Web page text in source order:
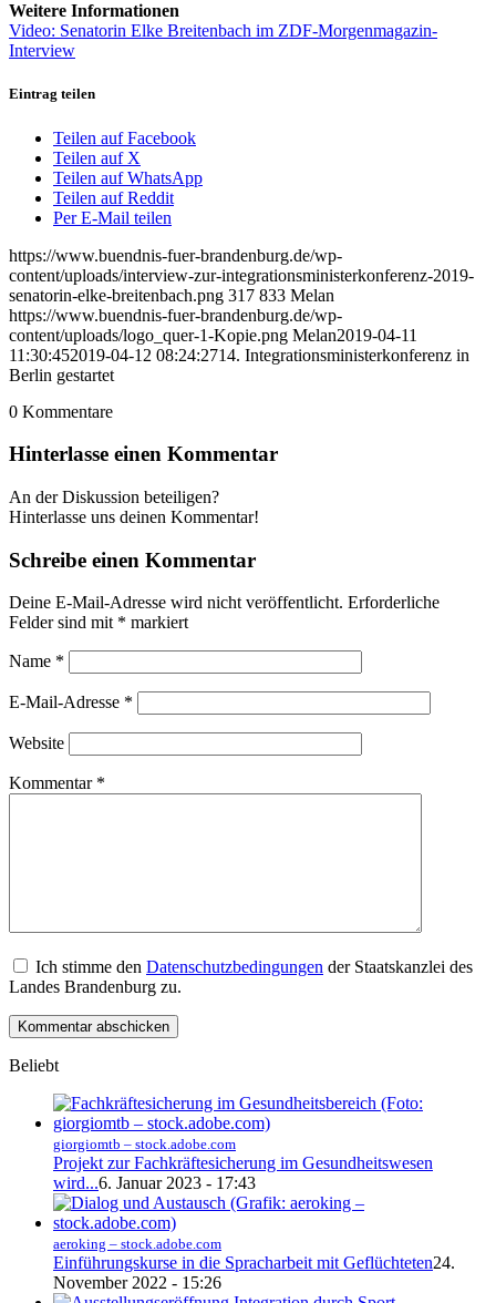
Weitere Informationen
Video: Senatorin Elke Breitenbach im ZDF-Morgenmagazin-
Interview
Eintrag teilen
Teilen auf Facebook
Teilen auf X
Teilen auf WhatsApp
Teilen auf Reddit
Per E-Mail teilen
https://www.buendnis-fuer-brandenburg.de/wp-
content/uploads/interview-zur-integrationsministerkonferenz-2019-
senatorin-elke-breitenbach.png 317 833 Melan
https://www.buendnis-fuer-brandenburg.de/wp-
content/uploads/logo_quer-1-Kopie.png Melan2019-04-11
11:30:452019-04-12 08:24:2714. Integrationsministerkonferenz in
Berlin gestartet
0 Kommentare
Hinterlasse einen Kommentar
An der Diskussion beteiligen?
Hinterlasse uns deinen Kommentar!
Schreibe einen Kommentar
Deine E-Mail-Adresse wird nicht veröffentlicht. Erforderliche
Felder sind mit * markiert
Name *
E-Mail-Adresse *
Website
Kommentar *
Ich stimme den Datenschutzbedingungen der Staatskanzlei des
Landes Brandenburg zu.
Beliebt
giorgiomtb – stock.adobe.com
Projekt zur Fachkräftesicherung im Gesundheitswesen
wird...6. Januar 2023 - 17:43
aeroking – stock.adobe.com
Einführungskurse in die Spracharbeit mit Geflüchteten24.
November 2022 - 15:26